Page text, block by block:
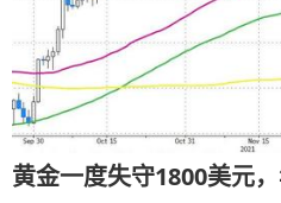
黄金一度失守1800美元